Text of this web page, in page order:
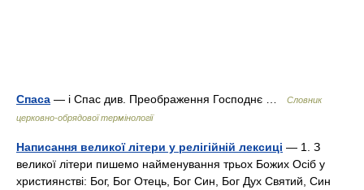
Спаса — і Спас див. Преображення Господнє …
Словник
церковно-обрядової термінології
Написання великої літери у релігійній лексиці — 1. З
великої літери пишемо найменування трьох Божих Осіб у
християнстві: Бог, Бог Отець, Бог Син, Бог Дух Святий, Син